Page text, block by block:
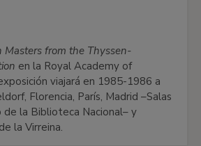
Masters from the Thyssen-
en la Royal Academy of
viajará en 1985-1986 a
Florencia, París, Madrid –Salas
de la Biblioteca Nacional– y
la Virreina.